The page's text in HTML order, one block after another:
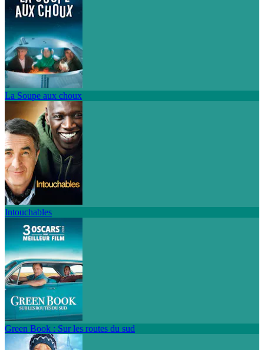
La Soupe aux choux
Intouchables
Green Book : Sur les routes du sud